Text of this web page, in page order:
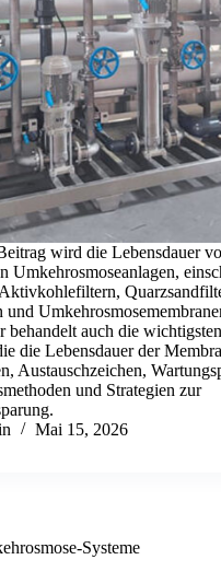
wird die Lebensdauer
Umkehrosmoseanlagen,
und
behandelt auch die wichtigsten
die Lebensdauer der
Austauschzeichen,
und Strategien zur
Mai 15, 2026
Systeme